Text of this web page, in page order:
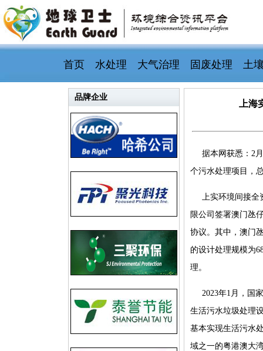
首页 水处理 大气治理 固废处理 土
品牌企业
上
据本网获悉：2
个污水处理项目，
上实环境间接全
限公司签署澳门氹
协议。其中，澳门
的设计处理规模为
理。
2023年1月，国
生活污水垃圾处理
基本实现生活污水
域之一的粤港澳大